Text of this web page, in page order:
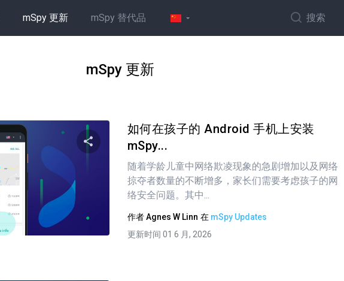
mSpy 更新 mSpy 替代品 搜索
mSpy 更新
分享这篇文章
在 Facebook 上 复制链接
如何在孩子的 Android 手机上安装
mSpy...
随着学龄儿童中网络欺凌现象的急剧增加以及网络
掠夺者数量的不断增多，家长们需要考虑孩子的网
络安全问题。其中...
作者Agnes W Linn 在 mSpy Updates
更新时间 01 6 月, 2026